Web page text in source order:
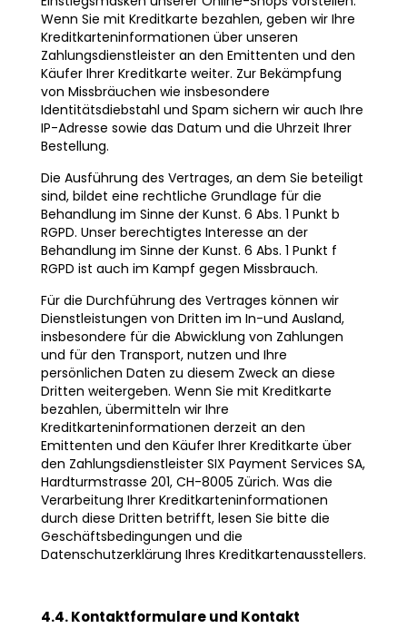
Wenn Sie mit Kreditkarte bezahlen, geben wir Ihre
Kreditkarteninformationen über unseren
Zahlungsdienstleister an den Emittenten und den
Käufer Ihrer Kreditkarte weiter. Zur Bekämpfung
von Missbräuchen wie insbesondere
Identitätsdiebstahl und Spam sichern wir auch Ihre
IP-Adresse sowie das Datum und die Uhrzeit Ihrer
Bestellung.
Die Ausführung des Vertrages, an dem Sie beteiligt
sind, bildet eine rechtliche Grundlage für die
Behandlung im Sinne der Kunst. 6 Abs. 1 Punkt b
RGPD. Unser berechtigtes Interesse an der
Behandlung im Sinne der Kunst. 6 Abs. 1 Punkt f
RGPD ist auch im Kampf gegen Missbrauch.
Für die Durchführung des Vertrages können wir
Dienstleistungen von Dritten im In-und Ausland,
insbesondere für die Abwicklung von Zahlungen
und für den Transport, nutzen und Ihre
persönlichen Daten zu diesem Zweck an diese
Dritten weitergeben. Wenn Sie mit Kreditkarte
bezahlen, übermitteln wir Ihre
Kreditkarteninformationen derzeit an den
Emittenten und den Käufer Ihrer Kreditkarte über
den Zahlungsdienstleister SIX Payment Services SA,
Hardturmstrasse 201, CH-8005 Zürich. Was die
Verarbeitung Ihrer Kreditkarteninformationen
durch diese Dritten betrifft, lesen Sie bitte die
Geschäftsbedingungen und die
Datenschutzerklärung Ihres Kreditkartenausstellers.
4.4. Kontaktformulare und Kontakt